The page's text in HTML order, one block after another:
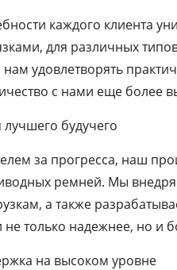
каждого клиента
для различных
удовлетворять
с нами еще более
будучего
за прогресса, наш
ремней. Мы
а также
только надежнее, но и
на высоком уровне